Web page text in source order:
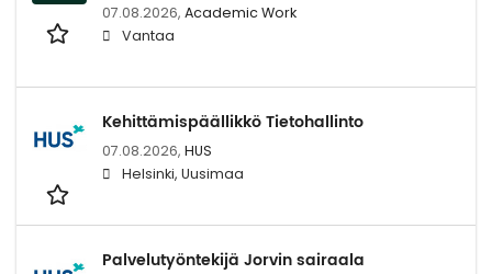
07.08.2026, Academic Work
Vantaa
Kehittämispäällikkö Tietohallinto
07.08.2026, HUS
Helsinki, Uusimaa
Palvelutyöntekijä Jorvin sairaala